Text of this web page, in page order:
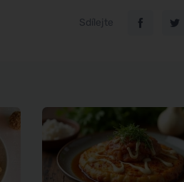
Sdílejte